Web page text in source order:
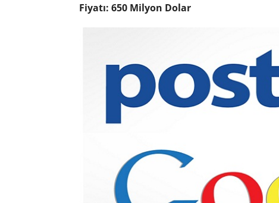
Fiyatı: 650 Milyon Dolar